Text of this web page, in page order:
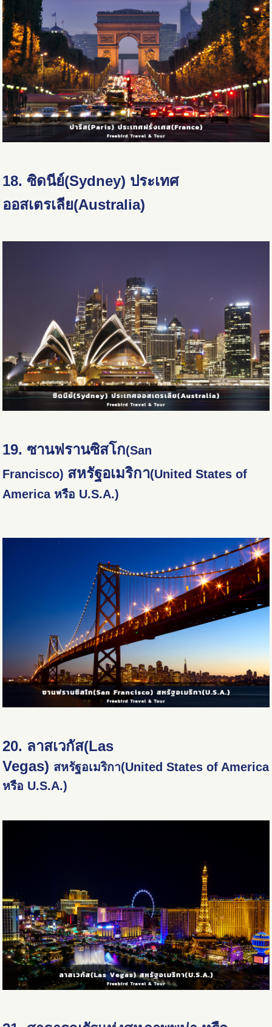
18. ซิดนีย์(Sydney) ประเทศ
ออสเตรเลีย(Australia)
19. ซานฟรานซิสโก(San
Francisco) สหรัฐอเมริกา(United States of
America หรือ U.S.A.)
20. ลาสเวกัส(Las
Vegas) สหรัฐอเมริกา(United States of America
หรือ U.S.A.)